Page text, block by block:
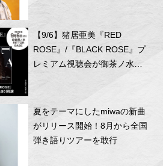
リリース！
【9/6】猪居亜美『RED
ROSE』/『BLACK ROSE』プ
レミアム視聴会が御茶ノ水
夏をテーマにしたmiwaの新曲
がリリース開始！8月から全国
弾き語りツアーを敢行